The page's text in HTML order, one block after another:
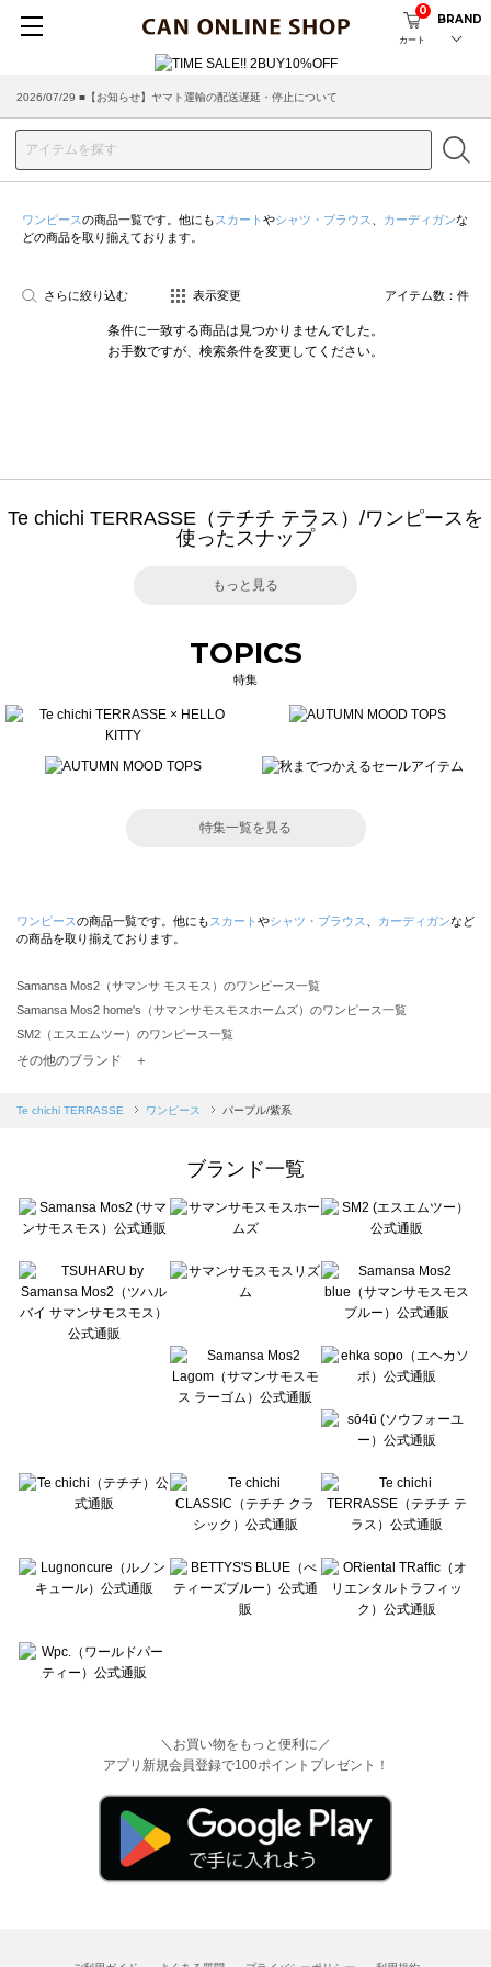
カート
0
BRAND
2026/07/29 ■【お知らせ】ヤマト運輸の配送遅延・停止について
2026/03/18 ■店舗受け取りサービスのご案内
ワンピースの商品一覧です。他にも スカート やシャツ・ブラウス カーディガンな
どの商品を取り揃えております。
さらに絞り込む 表示変更 アイテム数： 件
条件に一致する商品は見つかりませんでした。
お手数ですが、検索条件を変更してください。
Te chichi TERRASSE（テチチ テラス）/ワンピースを
使ったスナップ
もっと見る
TOPICS
特集
特集一覧を見る
ワンピースの商品一覧です。他にも スカート やシャツ・ブラウス カーディガンなど
の商品を取り揃えております。
Samansa Mos2（サマンサ モスモス）のワンピース一覧
Samansa Mos2 home's（サマンサモスモスホームズ）のワンピース一覧
SM2（エスエムツー）のワンピース一覧
TSUHARU by Samansa Mos2（ツハルバイサマンサモスモス）のワンピース一覧
Samansa Mos2 blue（サマンサモスモス ブルー）のワンピース一覧
sō4ū（ソウフォーユー）のワンピース一覧
Te chichi（テチチ）のワンピース一覧
Te chichi CLASSIC（テチチ クラシック）のワンピース一覧
Lugnoncure（ルノンキュール）のワンピース一覧
BETTY'S BLUE（べティーズブルー）のワンピース一覧
Wpc.（ワールドパーティー）のワンピース一覧
その他のブランド ＋
Te chichi TERRASSE ワンピース パープル/紫系
ブランド一覧
＼お買い物をもっと便利に／
アプリ新規会員登録で100ポイントプレゼント！